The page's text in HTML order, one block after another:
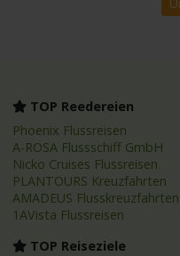
TOP Reedereien
Phoenix Flussreisen
A-ROSA Flussschiff GmbH
Nicko Cruises Flussreisen
PLANTOURS Kreuzfahrten
AMADEUS Flusskreuzfahrten
1AVista Flussreisen
TOP Reiseziele